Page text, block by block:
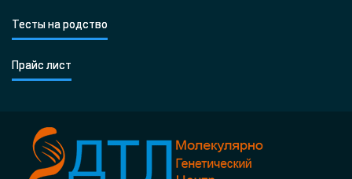
Тесты на родство
Прайс лист